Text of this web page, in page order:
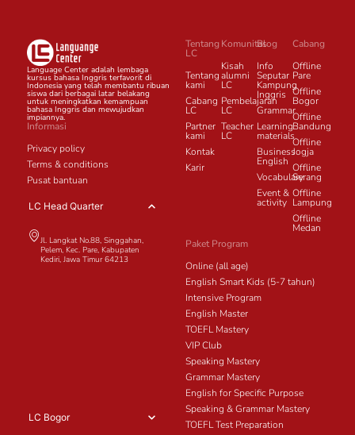
Language Center adalah lembaga
kursus bahasa Inggris terfavorit di
Indonesia yang telah membantu ribuan
siswa dari berbagai latar belakang
untuk meningkatkan kemampuan
bahasa Inggris dan mewujudkan
impiannya.
Informasi
Privacy policy
Terms & conditions
Pusat bantuan
LC Head Quarter
Jl. Langkat No.88, Singgahan,
Pelem, Kec. Pare, Kabupaten
Kediri, Jawa Timur 64213
LC Bogor
Tentang
LC
Tentang
kami
Cabang
LC
Partner
kami
Kontak
Karir
Komunitas
Kisah
alumni
LC
Pembelajaran
LC
Teacher
LC
Blog
Info
Seputar
Kampung
Inggris
Grammar
Learning
materials
Business
English
Vocabulary
Event &
activity
Cabang
Offline
Pare
Offline
Bogor
Offline
Bandung
Offline
Jogja
Offline
Serang
Offline
Lampung
Offline
Medan
Paket Program
Online (all age)
English Smart Kids (5-7 tahun)
Intensive Program
English Master
TOEFL Mastery
VIP Club
Speaking Mastery
Grammar Mastery
English for Specific Purpose
Speaking & Grammar Mastery
TOEFL Test Preparation